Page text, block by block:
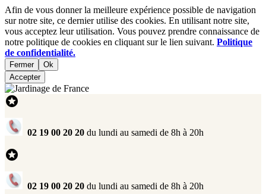
Afin de vous donner la meilleure expérience possible de navigation
sur notre site, ce dernier utilise des cookies. En utilisant notre site,
vous acceptez leur utilisation. Vous pouvez prendre connaissance de
notre politique de cookies en cliquant sur le lien suivant. Politique
de confidentialité.
Fermer
Ok
Accepter

02 19 00 20 20 du lundi au samedi de 8h à 20h

02 19 00 20 20 du lundi au samedi de 8h à 20h